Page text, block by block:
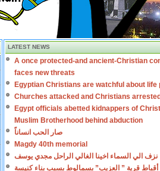
LATEST NEWS
A once protected-and ancient-Christian
faces new threats
Egyptian Christians are watchful about life
Churches attacked and Christians
Egypt officials abetted kidnappers of
Muslim Brotherhood behind abduction
صار الحب انساناً
Magdy 40th memorial
نزف الي السماء اخينا الغالي الراحل مجدي يوسف
أقباط قرية ” العزيب” بسمالوط بسبب بناء كنيسة